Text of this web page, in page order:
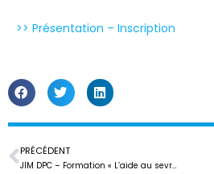
>> Présentation – Inscription
PRÉCÉDENT
JIM DPC – Formation « L’aide au sevrage tabagique »